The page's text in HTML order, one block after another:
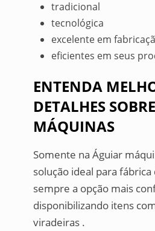
tradicional
tecnológica
excelente em
eficientes em seus
ENTENDA
DETALHES
MÁQUINAS
Somente na Águiar
solução ideal para
sempre a opção mais
disponibilizando itens
viradeiras .